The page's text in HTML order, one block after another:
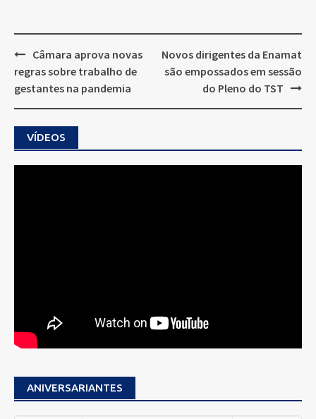
Post
navigation
Câmara aprova novas
regras sobre trabalho de
gestantes na pandemia
Novos dirigentes da Enamat
são empossados em sessão
do Pleno do TST
VÍDEOS
ANIVERSARIANTES